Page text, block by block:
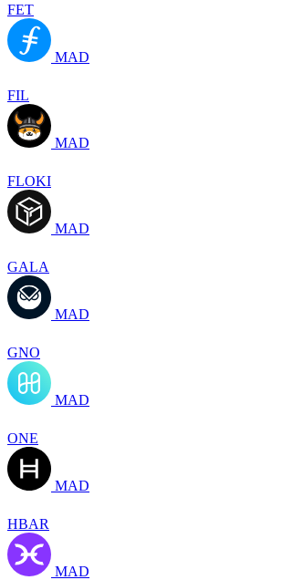
FET
MAD
FIL
MAD
FLOKI
MAD
GALA
MAD
GNO
MAD
ONE
MAD
HBAR
MAD